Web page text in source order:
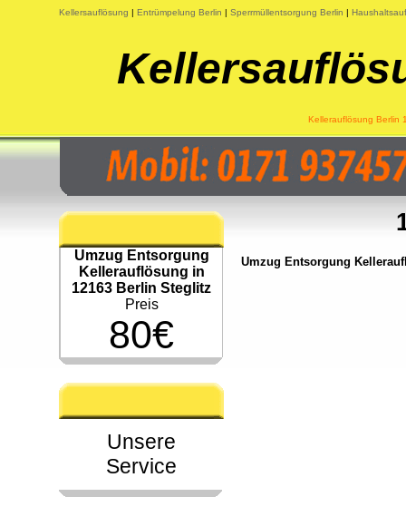
Kellersauflösung | Entrümpelung Berlin | Sperrmüllentsorgung Berlin |
Kellerauflösung Berlin
Umzug Entsorgung
Kellerauflösung in
12163 Berlin Steglitz
Preis
80€
Unsere
Service
Umzug Entsorgung